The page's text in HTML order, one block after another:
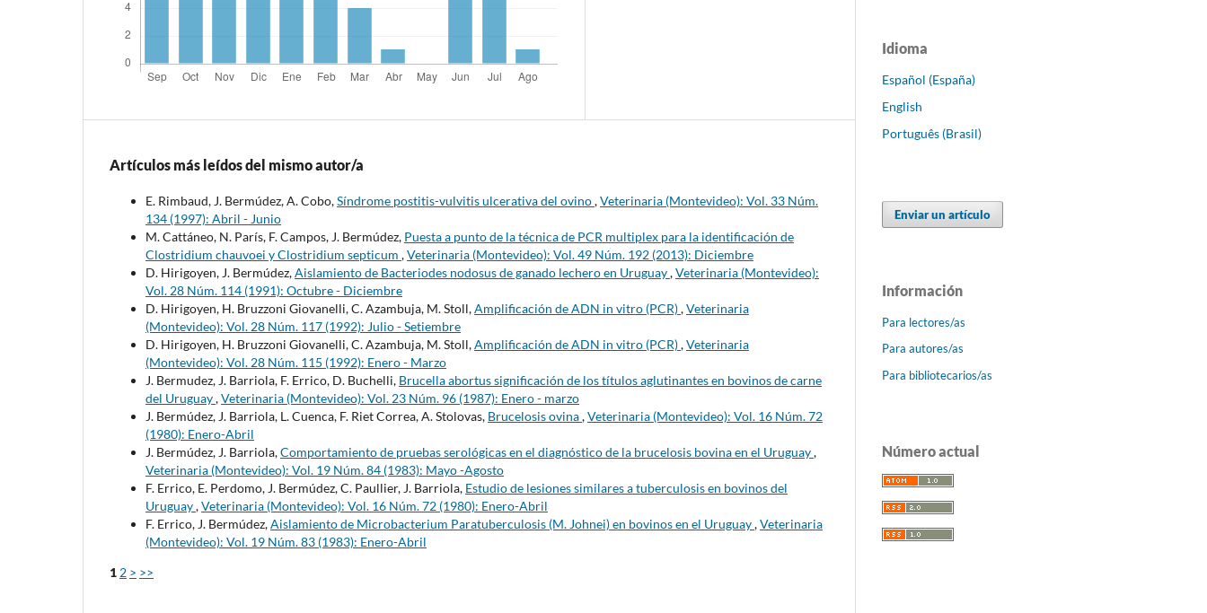
Artículos más leídos del mismo autor/a
E. Rimbaud, J. Bermúdez, A. Cobo,Síndrome postitis-vulvitis ulcerativa del ovino,Veterinaria (Montevideo): Vol. 33 Núm.
134 (1997): Abril - Junio
M. Cattáneo, N. París, F. Campos, J. Bermúdez, Puesta a punto de la técnica de PCR multiplex para la identificación de
Clostridium chauvoei y Clostridium septicum ,Veterinaria (Montevideo): Vol. 49 Núm. 192 (2013): Diciembre
D. Hirigoyen, J. Bermúdez,Aislamiento de Bacteriodes nodosus de ganado lechero en Uruguay,Veterinaria (Montevideo):
Vol. 28 Núm. 114 (1991): Octubre - Diciembre
D. Hirigoyen, H. Bruzzoni Giovanelli, C. Azambuja, M. Stoll,Amplificación de ADN in vitro (PCR),Veterinaria
(Montevideo): Vol. 28 Núm. 117 (1992): Julio - Setiembre
D. Hirigoyen, H. Bruzzoni Giovanelli, C. Azambuja, M. Stoll,Amplificación de ADN in vitro (PCR),Veterinaria
(Montevideo): Vol. 28 Núm. 115 (1992): Enero - Marzo
J. Bermudez, J. Barriola, F. Errico, D. Buchelli, Brucella abortus significación de los títulos aglutinantes en bovinos de carne
del Uruguay,Veterinaria (Montevideo): Vol. 23 Núm. 96 (1987): Enero - marzo
J. Bermúdez, J. Barriola, L. Cuenca, F. Riet Correa, A. Stolovas, Brucelosis ovina,Veterinaria (Montevideo): Vol. 16 Núm. 72
(1980): Enero-Abril
J. Bermúdez, J. Barriola,Comportamiento de pruebas serológicas en el diagnóstico de la brucelosis bovina en el Uruguay,
Veterinaria (Montevideo): Vol. 19 Núm. 84 (1983): Mayo -Agosto
F. Errico, E. Perdomo, J. Bermúdez, C. Paullier, J. Barriola, Estudio de lesiones similares a tuberculosis en bovinos del
Uruguay,Veterinaria (Montevideo): Vol. 16 Núm. 72 (1980): Enero-Abril
F. Errico, J. Bermúdez,Aislamiento de Microbacterium Paratuberculosis (M. Johnei) en bovinos en el Uruguay,Veterinaria
(Montevideo): Vol. 19 Núm. 83 (1983): Enero-Abril
1 2 > >>
Idioma
Español (España)
English
Português (Brasil)
Enviar un artículo
Información
Para lectores/as
Para autores/as
Para bibliotecarios/as
Número actual